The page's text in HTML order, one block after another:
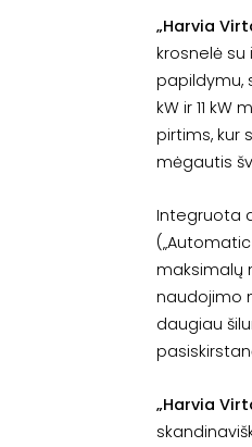
„Harvia
krosnelė
papildymu,
kW ir 11
pirtims, kur
mėgautis
Integruota
maksimalų
naudojimo
daugiau
„Harvia